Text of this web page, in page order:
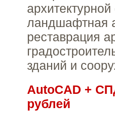
ландшафтная
реставрация
зданий и
AutoCAD +
рублей